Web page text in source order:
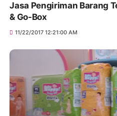
Jasa Pengiriman Barang
& Go-Box
11/22/2017 12:21:00 AM